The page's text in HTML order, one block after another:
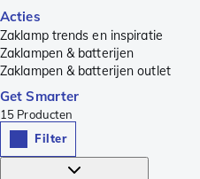
Acties
Zaklamp trends en inspiratie
Zaklampen & batterijen
Zaklampen & batterijen outlet
Get Smarter
15 Producten
Filter